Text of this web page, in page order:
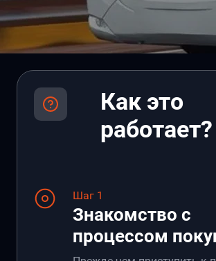
Как это
работает?
Шаг 1
Знакомство с
процессом